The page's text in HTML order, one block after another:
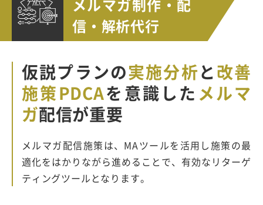
メルマガ制作・配
信・解析代行
仮説プランの実施分析と改善
施策PDCAを意識した メルマ
ガ配信が重要
メルマガ配信施策は、MAツールを活用し施策の最
適化をはかりながら進めることで、有効なリターゲ
ティングツールとなります。